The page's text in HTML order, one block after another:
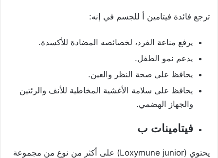
ترجع فائدة فيتامين أ للجسم في إنه:
يرفع مناعة الفرد، لخصائصه المضادة للأكسدة.
يدعم نمو الطفل.
يحافظ على صحة النظر والعين.
يحافظ على سلامة الأغشية المخاطية للأنف والرئتين
والجهاز الهضمي.
فيتامينات ب
يحتوي (Loxymune junior) على أكثر من نوع من مجموعة